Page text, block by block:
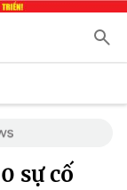
sự cố